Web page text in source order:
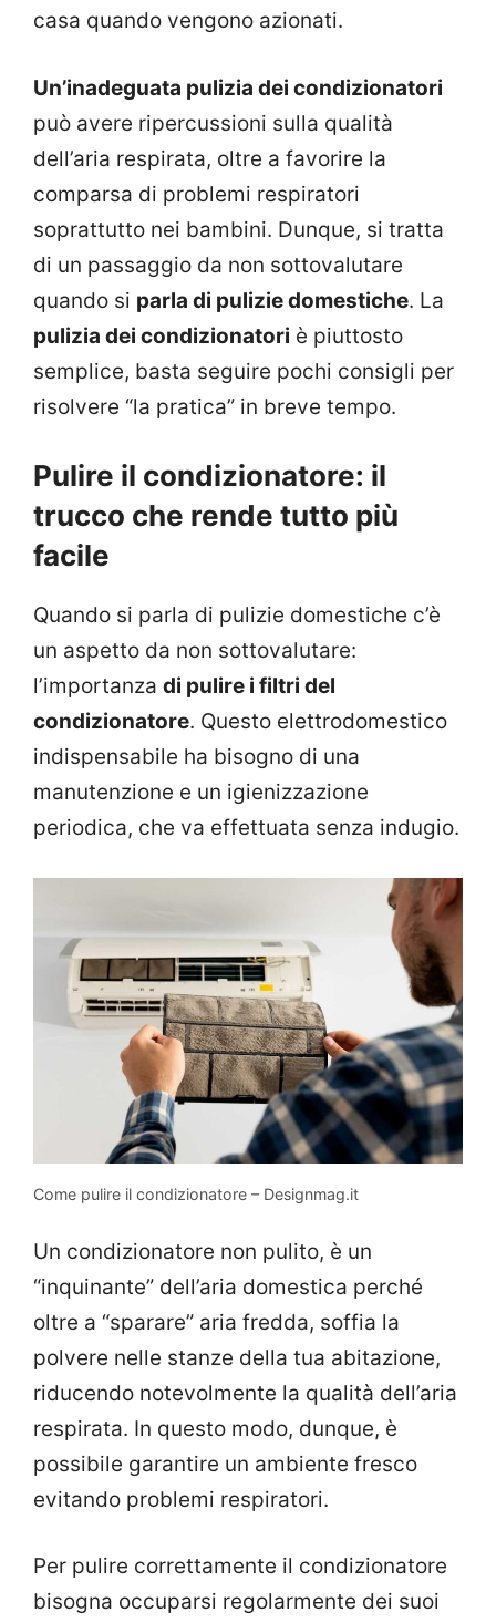
casa quando vengono azionati.
Un’inadeguata pulizia dei condizionatori
può avere ripercussioni sulla qualità
dell’aria respirata, oltre a favorire la
comparsa di problemi respiratori
soprattutto nei bambini. Dunque, si tratta
di un passaggio da non sottovalutare
quando si parla di pulizie domestiche. La
pulizia dei condizionatori è piuttosto
semplice, basta seguire pochi consigli per
risolvere “la pratica” in breve tempo.
Pulire il condizionatore: il
trucco che rende tutto più
facile
Quando si parla di pulizie domestiche c’è
un aspetto da non sottovalutare:
l’importanza di pulire i filtri del
condizionatore. Questo elettrodomestico
indispensabile ha bisogno di una
manutenzione e un igienizzazione
periodica, che va effettuata senza indugio.
Come pulire il condizionatore – Designmag.it
Un condizionatore non pulito, è un
“inquinante” dell’aria domestica perché
oltre a “sparare” aria fredda, soffia la
polvere nelle stanze della tua abitazione,
riducendo notevolmente la qualità dell’aria
respirata. In questo modo, dunque, è
possibile garantire un ambiente fresco
evitando problemi respiratori.
Per pulire correttamente il condizionatore
bisogna occuparsi regolarmente dei suoi